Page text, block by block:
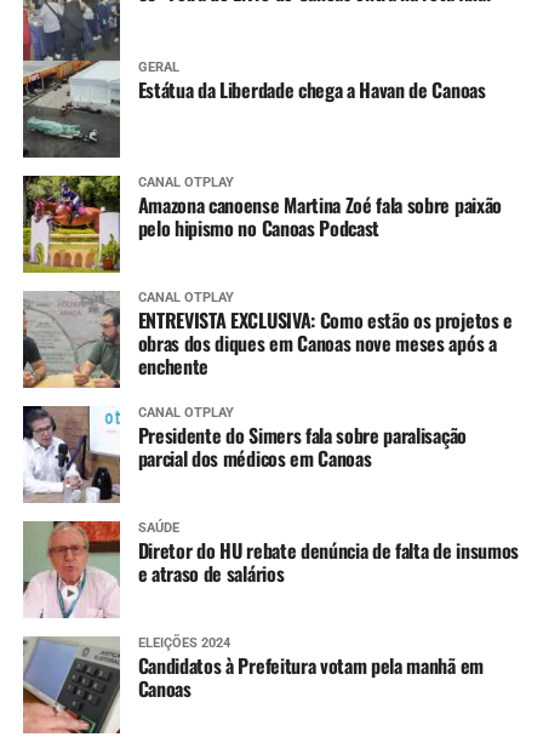
GERAL
Estátua da Liberdade chega a Havan de Canoas
CANAL OTPLAY
Amazona canoense Martina Zoé fala sobre paixão
pelo hipismo no Canoas Podcast
CANAL OTPLAY
ENTREVISTA EXCLUSIVA: Como estão os projetos e
obras dos diques em Canoas nove meses após a
enchente
CANAL OTPLAY
Presidente do Simers fala sobre paralisação
parcial dos médicos em Canoas
SAÚDE
Diretor do HU rebate denúncia de falta de insumos
e atraso de salários
ELEIÇÕES 2024
Candidatos à Prefeitura votam pela manhã em
Canoas